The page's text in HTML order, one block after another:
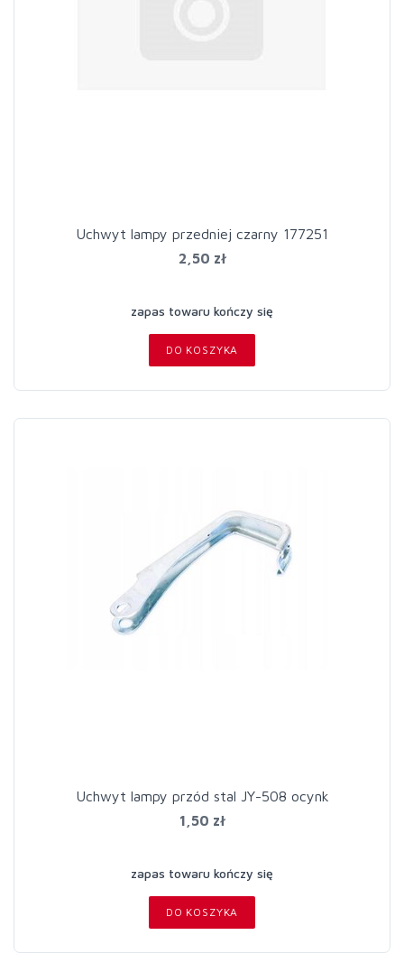
Uchwyt lampy przedniej czarny 177251
2,50 zł
zapas towaru kończy się
DO KOSZYKA
Uchwyt lampy przód stal JY-508 ocynk
1,50 zł
zapas towaru kończy się
DO KOSZYKA